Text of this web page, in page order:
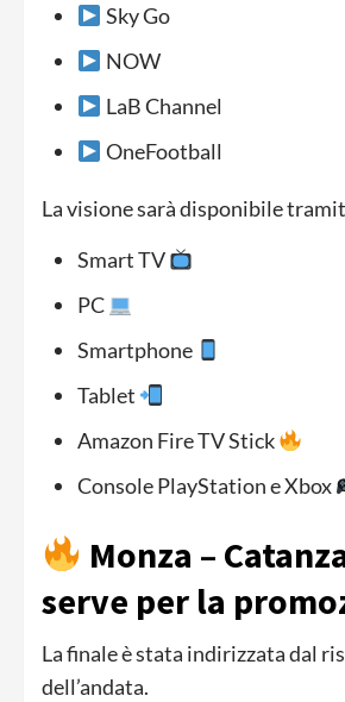
Sky Go
NOW
LaB Channel
OneFootball
La visione sarà disponibile
Smart TV
PC
Smartphone
Tablet
Amazon Fire TV Stick
Console PlayStation e Xbox
Monza –
serve per la
La finale è stata indirizzata dal
dell’andata.